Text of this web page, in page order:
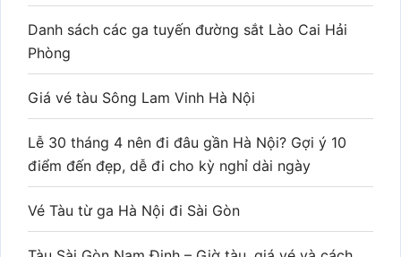
Danh sách các ga tuyến đường sắt Lào Cai Hải
Phòng
Giá vé tàu Sông Lam Vinh Hà Nội
Lễ 30 tháng 4 nên đi đâu gần Hà Nội? Gợi ý 10
điểm đến đẹp, dễ đi cho kỳ nghỉ dài ngày
Vé Tàu từ ga Hà Nội đi Sài Gòn